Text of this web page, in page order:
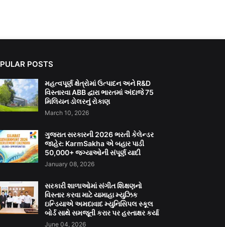
POSTS
મહત્વપૂર્ણ ક્ષેત્રોમાં ઉત્પાદન અને R&D
વિસ્તારવા ABB દ્વારા ભારતમાં અંદાજે 75
મિલિયન ડોલરનું રોકાણ
March 10, 2026
ગુજરાત સરકારની 2026 ભરતી કેલેન્ડર
જાહેર: KarmSakha એ બહાર પાડી
50,000+ જગ્યાઓની સંપૂર્ણ યાદી
January 08, 2026
સરકારી શાળાઓમાં સંગીત શિક્ષણનો
વિસ્તાર કરવા માટે યામાહા મ્યુઝિક
ઇન્ડિયાએ અમદાવાદ મ્યુનિસિપલ સ્કૂલ
બોર્ડ સાથે સમજૂતી કરાર પર હસ્તાક્ષર કર્યા
June 04, 2026